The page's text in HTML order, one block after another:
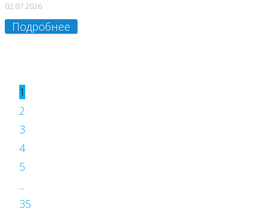
02.07.2026
Подробнее
1
2
3
4
5
...
35